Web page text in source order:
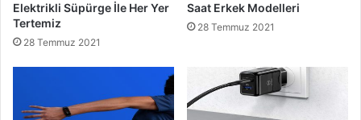
Elektrikli Süpürge İle Her Yer
Tertemiz
28 Temmuz 2021
Saat Erkek Modelleri
28 Temmuz 2021